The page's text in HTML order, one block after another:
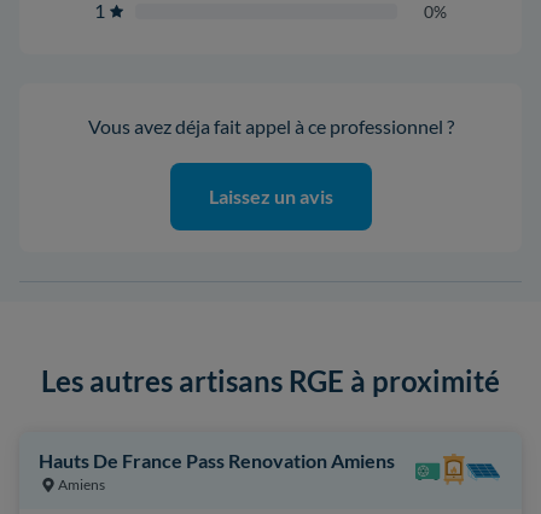
1 0%
Vous avez déja fait appel à ce professionnel ?
Laissez un avis
Les autres artisans RGE à proximité
Hauts De France Pass Renovation Amiens
Amiens